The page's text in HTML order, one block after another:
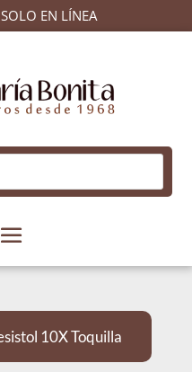
EN LÍNEA
10X Toquilla